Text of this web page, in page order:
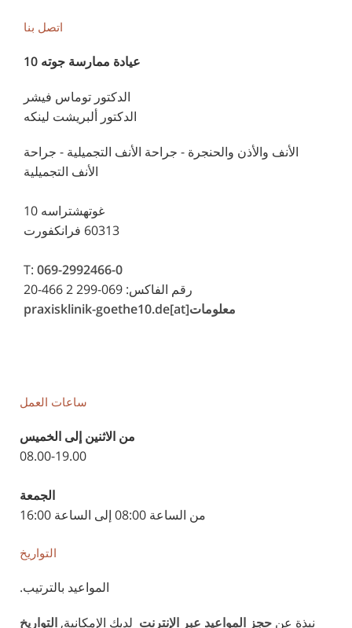
اتصل بنا
عيادة ممارسة جوته 10
الدكتور توماس فيشر
الدكتور ألبريشت لينكه
الأنف والأذن والحنجرة - جراحة الأنف التجميلية - جراحة
الأنف التجميلية
غوتهشتراسه 10
60313 فرانكفورت
T: 069-2992466-0
رقم الفاكس: 069-299 2 466-20
معلومات[at]praxisklinik-goethe10.de
ساعات العمل
من الاثنين إلى الخميس
08.00-19.00
الجمعة
من الساعة 08:00 إلى الساعة 16:00
التواريخ
المواعيد بالترتيب.
نبذة عن حجز المواعيد عبر الإنترنت لديك الإمكانية, التواريخ